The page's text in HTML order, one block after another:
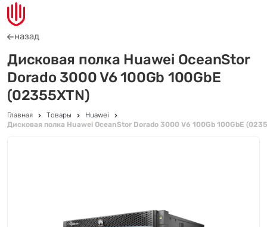
назад
Дисковая полка Huawei OceanStor
Dorado 3000 V6 100Gb 100GbE
(02355XTN)
Главная Товары
Huawei
Дисковая полка Huawei OceanStor Dorado 3000 V6 100Gb 100GbE